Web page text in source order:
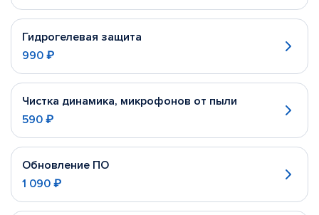
Гидрогелевая защита
990 ₽
Чистка динамика, микрофонов от пыли
590 ₽
Обновление ПО
1 090 ₽